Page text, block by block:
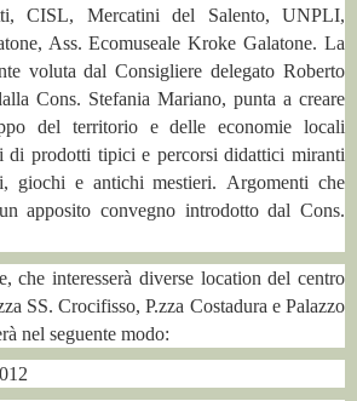
CISL, Mercatini del Salento, UNPLI,
Ass. Ecomuseale Kroke Galatone. La
voluta dal Consigliere delegato Roberto
Cons. Stefania Mariano, punta a creare
del territorio e delle economie locali
di prodotti tipici e percorsi didattici miranti
giochi e antichi mestieri. Argomenti che
apposito convegno introdotto dal Cons.
che interesserà diverse location del centro
SS. Crocifisso, P.zza Costadura e Palazzo
nel seguente modo: